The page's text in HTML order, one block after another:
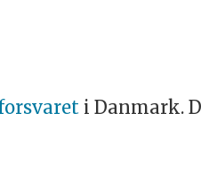
i Danmark.